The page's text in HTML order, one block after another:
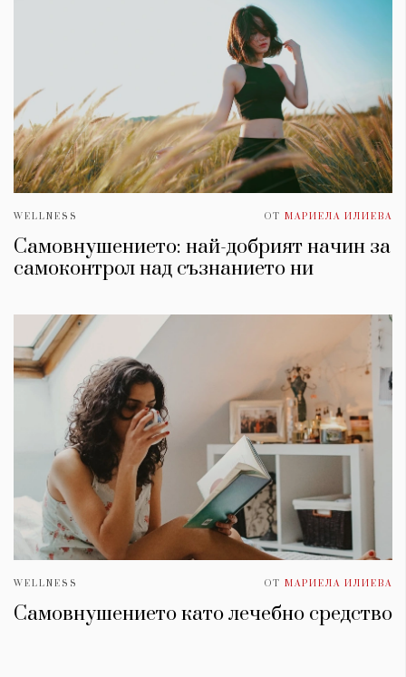
WELLNESS ОТ МАРИЕЛА ИЛИЕВА
Самовнушението: най-добрият начин за
самоконтрол над съзнанието ни
WELLNESS ОТ МАРИЕЛА ИЛИЕВА
Самовнушението като лечебно средство